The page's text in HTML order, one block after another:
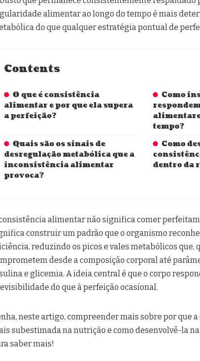
alimentar ao longo do tempo é mais
do que qualquer estratégia pontual de
Contents
O que é consistência
alimentar e por que ela supera
a perfeição?
Como
tempo?
Quais são os sinais de
desregulação metabólica que a
inconsistência alimentar
provoca?
Como
dentro da
alimentar não significa comer
construir um padrão que o organismo
reduzindo os picos e vales metabólicos que,
desde a composição corporal até
e glicemia. A ideia central é que o corpo
do que à perfeição ocasional.
neste artigo, compreender mais sobre por que
subestimada na nutrição e como desenvolvê-la
saber mais!